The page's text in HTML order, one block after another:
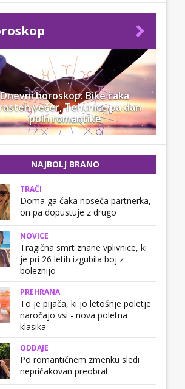
Dnevni horoskop: Bike čaka
večer, Tehtnice pa dan
poln romantike
NAJBOLJ BRANO
TRAČI
Doma ga čaka noseča partnerka,
on pa dopustuje z drugo
NOVICE
Tragična smrt znane vplivnice, ki
je pri 26 letih izgubila boj z
boleznijo
PREHRANA
To je pijača, ki jo letošnje poletje
naročajo vsi - nova poletna
klasika
ODDAJE
Po romantičnem zmenku sledi
nepričakovan preobrat